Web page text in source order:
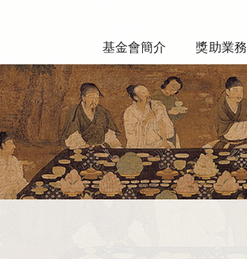
基金會簡介 獎助業務